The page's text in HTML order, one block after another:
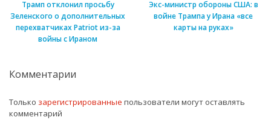
Трамп отклонил просьбу
Зеленского о дополнительных
перехватчиках Patriot из-за
войны с Ираном
Экс-министр обороны США: в
войне Трампа у Ирана «все
карты на руках»
Комментарии
Только зарегистрированные пользователи могут оставлять
комментарий